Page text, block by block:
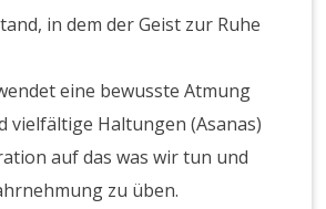
in dem der Geist zur Ruhe
eine bewusste Atmung
vielfältige Haltungen (Asanas)
auf das was wir tun und
zu üben.